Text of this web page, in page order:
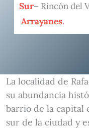
Sur– Rincón del
Arrayanes.
La localidad de
su abundancia
barrio de la capital
sur de la ciudad y